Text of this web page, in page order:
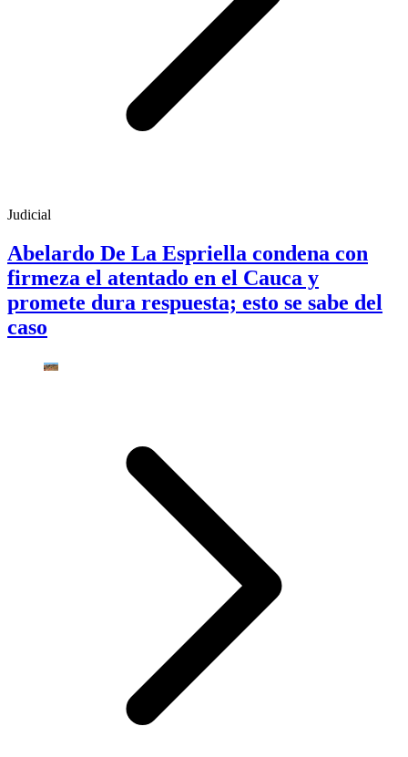
Judicial
Abelardo De La Espriella condena con
firmeza el atentado en el Cauca y
promete dura respuesta; esto se sabe del
caso